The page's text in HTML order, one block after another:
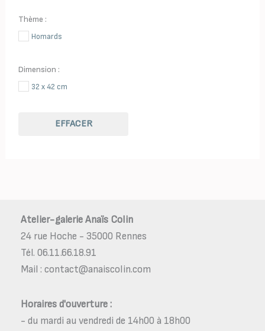
Thème :
Homards
Dimension :
32 x 42 cm
EFFACER
Atelier-galerie Anaïs Colin
24 rue Hoche - 35000 Rennes
Tél. 06.11.66.18.91
Mail : contact@anaiscolin.com
Horaires d'ouverture :
- du mardi au vendredi de 14h00 à 18h00